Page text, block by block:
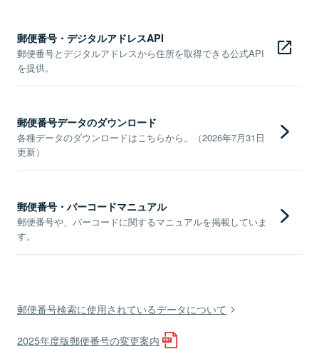
郵便番号・デジタルアドレスAPI
郵便番号とデジタルアドレスから住所を取得できる公式API
を提供。
郵便番号データのダウンロード
各種データのダウンロードはこちらから。（2026年7月31日
更新）
郵便番号・バーコードマニュアル
郵便番号や、バーコードに関するマニュアルを掲載していま
す。
郵便番号検索に使用されているデータについて
2025年度版郵便番号の変更案内